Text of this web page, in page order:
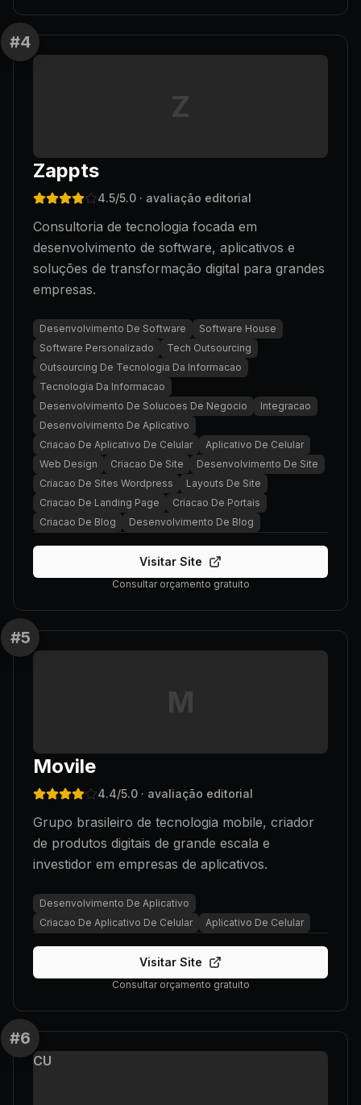
#4
Z
Zappts
4.5/5.0 · avaliação editorial
Consultoria de tecnologia focada em
desenvolvimento de software, aplicativos e
soluções de transformação digital para grandes
empresas.
Desenvolvimento De Software
Software House
Software Personalizado
Tech Outsourcing
Outsourcing De Tecnologia Da Informacao
Tecnologia Da Informacao
Desenvolvimento De Solucoes De Negocio
Integracao
Desenvolvimento De Aplicativo
Criacao De Aplicativo De Celular
Aplicativo De Celular
Web Design
Criacao De Site
Desenvolvimento De Site
Criacao De Sites Wordpress
Layouts De Site
Criacao De Landing Page
Criacao De Portais
Criacao De Blog
Desenvolvimento De Blog
Visitar Site
Consultar orçamento gratuito
#5
M
Movile
4.4/5.0 · avaliação editorial
Grupo brasileiro de tecnologia mobile, criador
de produtos digitais de grande escala e
investidor em empresas de aplicativos.
Desenvolvimento De Aplicativo
Criacao De Aplicativo De Celular
Aplicativo De Celular
Visitar Site
Consultar orçamento gratuito
#6
CU